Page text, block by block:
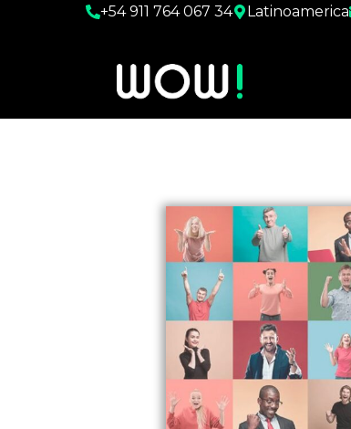
+54 911 764 067 34 Latinoamerica